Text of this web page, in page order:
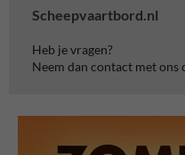
Scheepvaartbord.nl
Heb je vragen?
Neem dan contact met ons